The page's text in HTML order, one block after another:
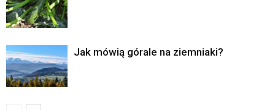
Jak mówią górale na ziemniaki?